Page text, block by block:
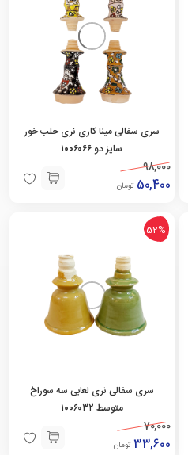
سری سفالی مینا کاری نری حلب خور
سایز دو ۱۰۰۶۰۶۶
98,000
50,400 تومان
52%
سری سفالی نری لعابی سه سوراخ
متوسط ۱۰۰۶۰۳۲
70,000
33,600 تومان